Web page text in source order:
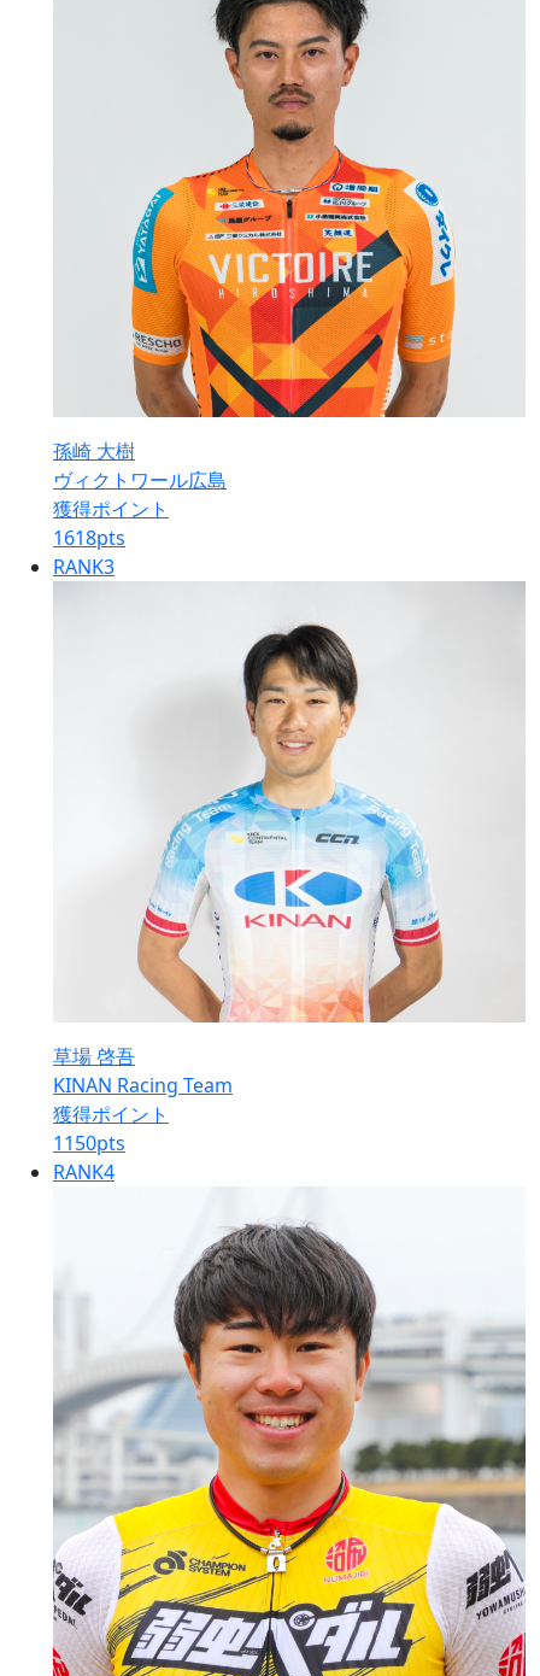
孫崎 大樹
ヴィクトワール広島
獲得ポイント
1618pts
RANK3
草場 啓吾
KINAN Racing Team
獲得ポイント
1150pts
RANK4